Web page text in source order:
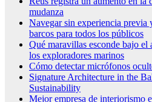
mudanza
Navegar sin experiencia previa
barcos para todos los públicos
Qué maravillas esconde bajo el
los exploradores marinos
Cómo detectar micrófonos
Signature Architecture in the
Sustainability
Mejor empresa de interiorismo